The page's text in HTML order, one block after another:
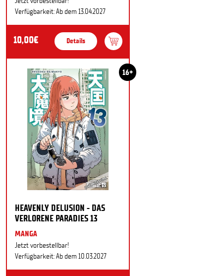
Verfügbarkeit: Ab dem 13.04.2027
10,00€ Details
16+
HEAVENLY DELUSION - DAS
VERLORENE PARADIES 13
MANGA
Jetzt vorbestellbar!
Verfügbarkeit: Ab dem 10.03.2027